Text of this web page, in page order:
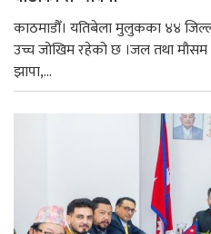
काठमाडौँ। यतिबेला मुलुकका ४४
उच्च जोखिम रहेको छ ।जल तथा मौसम
झापा,...